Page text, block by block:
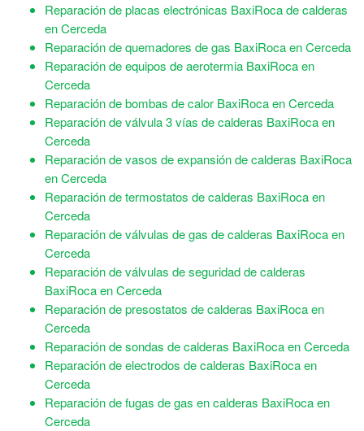
Reparación de placas electrónicas BaxiRoca de calderas
en Cerceda
Reparación de quemadores de gas BaxiRoca en Cerceda
Reparación de equipos de aerotermia BaxiRoca en
Cerceda
Reparación de bombas de calor BaxiRoca en Cerceda
Reparación de válvula 3 vías de calderas BaxiRoca en
Cerceda
Reparación de vasos de expansión de calderas BaxiRoca
en Cerceda
Reparación de termostatos de calderas BaxiRoca en
Cerceda
Reparación de válvulas de gas de calderas BaxiRoca en
Cerceda
Reparación de válvulas de seguridad de calderas
BaxiRoca en Cerceda
Reparación de presostatos de calderas BaxiRoca en
Cerceda
Reparación de sondas de calderas BaxiRoca en Cerceda
Reparación de electrodos de calderas BaxiRoca en
Cerceda
Reparación de fugas de gas en calderas BaxiRoca en
Cerceda